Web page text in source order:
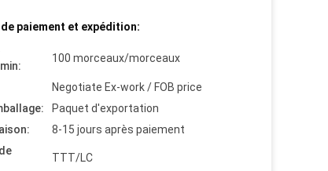
paiement et expédition:
100 morceaux/morceaux
Negotiate Ex-work / FOB price
Paquet d'exportation
8-15 jours après paiement
TTT/LC